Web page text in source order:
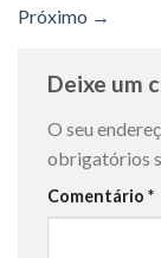
Próximo →
Deixe um
O seu
obrigatórios
Comentário *